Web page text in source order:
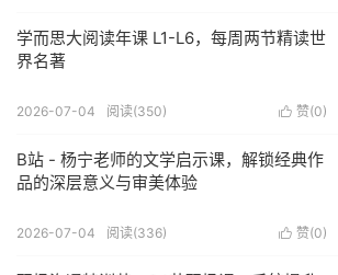
学而思大阅读年课 L1-L6，每周两节精读世
界名著
 赞(0)
2026-07-04 阅读(350)
B站 - 杨宁老师的文学启示课，解锁经典作
品的深层意义与审美体验
 赞(0)
2026-07-04 阅读(336)